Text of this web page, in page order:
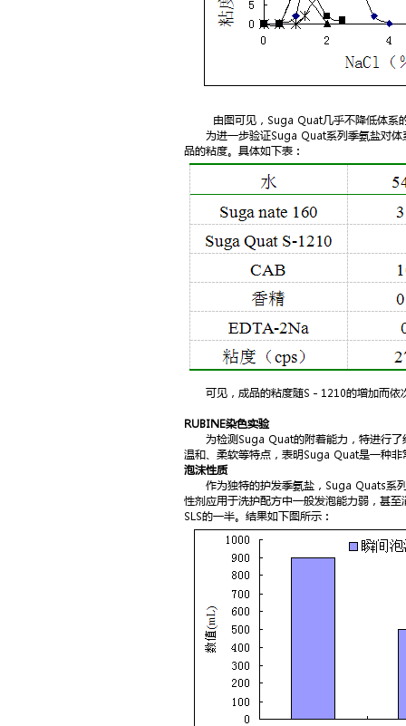
由图可见，Suga Quat几乎不降低体系的
为进一步验证Suga Quat系列季氨盐对体
品的粘度。具体如下表：
可见，成品的粘度随S－1210的增加而依
RUBINE染色实验
为检测Suga Quat的附着能力，特进行了
温和、柔软等特点，表明Suga Quat是一种非
泡沫性质
作为独特的护发季氨盐，Suga Quats系列
性剂应用于洗护配方中一般发泡能力弱，甚
SLS的一半。结果如下图所示：